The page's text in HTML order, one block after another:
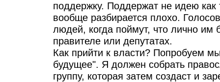
поддержку. Поддержат не идею
вообще разбирается плохо.
людей, когда поймут, что лично им
правителе или депутатах.
Как прийти к власти? Попробуем
будущее". Я должен собрать
группу, которая затем создаст и